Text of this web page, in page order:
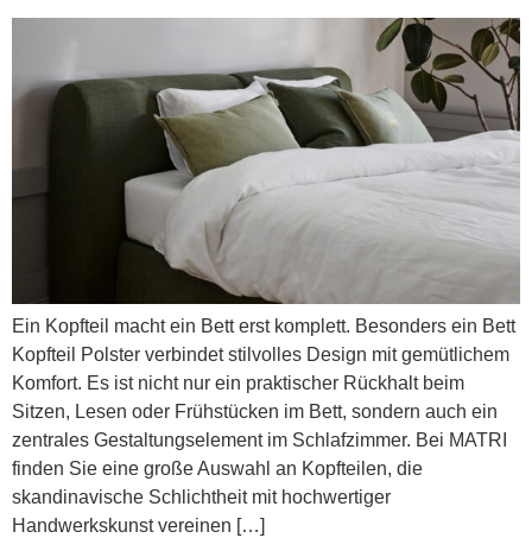
Ein Kopfteil macht ein Bett erst komplett. Besonders ein Bett
Kopfteil Polster verbindet stilvolles Design mit gemütlichem
Komfort. Es ist nicht nur ein praktischer Rückhalt beim
Sitzen, Lesen oder Frühstücken im Bett, sondern auch ein
zentrales Gestaltungselement im Schlafzimmer. Bei MATRI
finden Sie eine große Auswahl an Kopfteilen, die
skandinavische Schlichtheit mit hochwertiger
Handwerkskunst vereinen […]